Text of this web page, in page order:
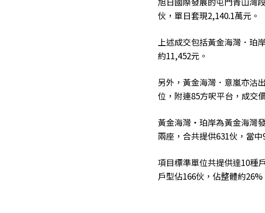
伙，單日套現2,140.1萬元。
上述成交包括黃金海灣．珀
約11,452元。
另外，黃金海灣．意嵐亦沽
位，附連85方呎平台，成交
黃金海灣‧珀岸為黃金海灣
兩座，合共提供631伙，當
項目標準單位共提供達10種
戶型佔166伙，佔整體約